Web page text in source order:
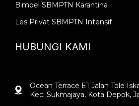
Bimbel SBMPTN Karantina
Les Privat SBMPTN Intensif
HUBUNGI KAMI
Ocean Terrace E1 Jalan Tole
Kec. Sukmajaya, Kota Depok,